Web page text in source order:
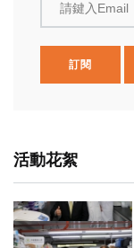
請鍵入Email
訂閱
活動花絮